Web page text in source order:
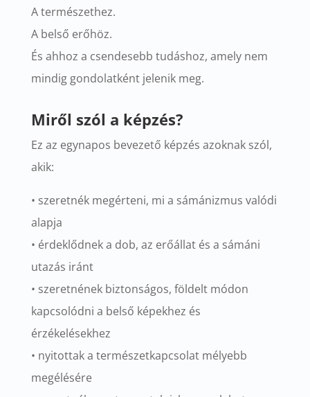
A természethez.
A belső erőhöz.
És ahhoz a csendesebb tudáshoz, amely nem
mindig gondolatként jelenik meg.
Miről szól a képzés?
Ez az egynapos bevezető képzés azoknak szól,
akik:
• szeretnék megérteni, mi a sámánizmus valódi
alapja
• érdeklődnek a dob, az erőállat és a sámáni
utazás iránt
• szeretnének biztonságos, földelt módon
kapcsolódni a belső képekhez és
érzékelésekhez
• nyitottak a természetkapcsolat mélyebb
megélésére